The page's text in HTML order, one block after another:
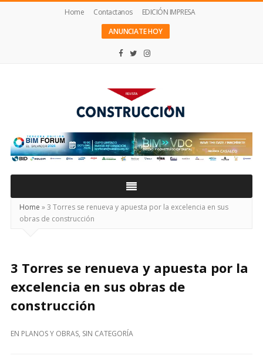
Home Contactanos
EDICIÓN IMPRESA
ANUNCIATE HOY
Construcción
Home »3 Torres se renueva y apuesta por la excelencia en sus
obras de construcción
3 Torres se renueva y apuesta por la
excelencia en sus obras de
construcción
EN PLANOS Y OBRAS, SIN CATEGORÍA